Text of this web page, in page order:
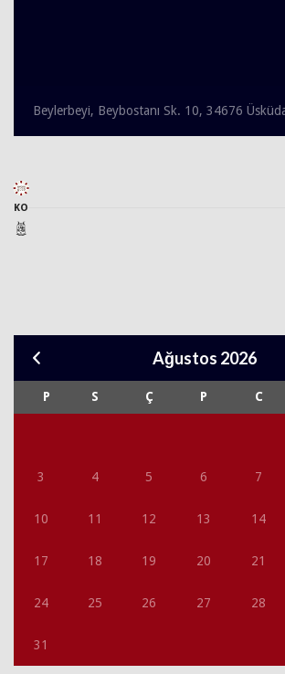
Beylerbeyi, Beybostanı Sk. 10, 34676
KO
Ağustos 2026
P S Ç P C
3 4 5 6 7
10 11 12 13 14
17 18 19 20 21
24 25 26 27 28
31